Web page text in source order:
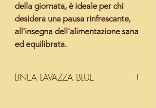
della giornata, è ideale per chi
desidera una pausa rinfrescante,
all'insegna dell'alimentazione sana
ed equilibrata.
LINEA LAVAZZA BLUE